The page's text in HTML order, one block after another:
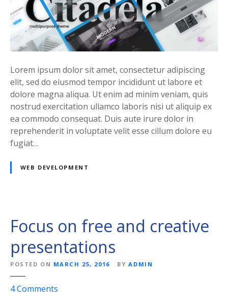
d
y
o
u
r
o
w
n
w
e
b
t
Lorem ipsum dolor sit amet, consectetur adipiscing
elit, sed do eiusmod tempor incididunt ut labore et
dolore magna aliqua. Ut enim ad minim veniam, quis
nostrud exercitation ullamco laboris nisi ut aliquip ex
ea commodo consequat. Duis aute irure dolor in
reprehenderit in voluptate velit esse cillum dolore eu
fugiat…
WEB DEVELOPMENT
Focus on free and creative
presentations
POSTED ON MARCH 25, 2016 BY ADMIN
4Comments